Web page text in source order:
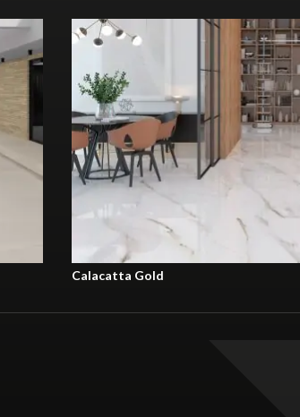
60x120 RCP 33x100 RC PB
Calacatta Gold